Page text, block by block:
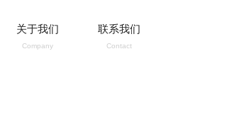
关于我们
Company
联系我们
Contact